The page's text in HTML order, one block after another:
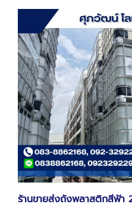
ร้านขายส่งถังพลาสติกสีฟ้า